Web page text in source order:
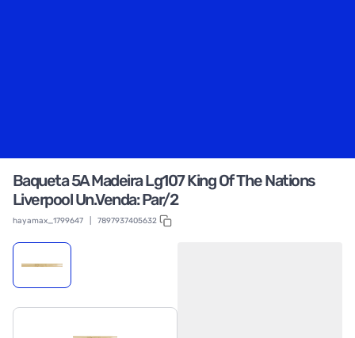
Baqueta 5A Madeira Lg107 King Of The Nations
Liverpool Un.Venda: Par/2
hayamax_1799647 7897937405632